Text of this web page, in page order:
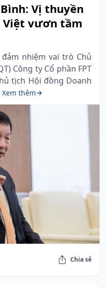
Bình: Vị thuyền
vươn tầm
nhiệm vai trò Chủ
Công ty Cổ phần FPT
tịch Hội đồng Doanh
Xem thêm
Chia sẻ